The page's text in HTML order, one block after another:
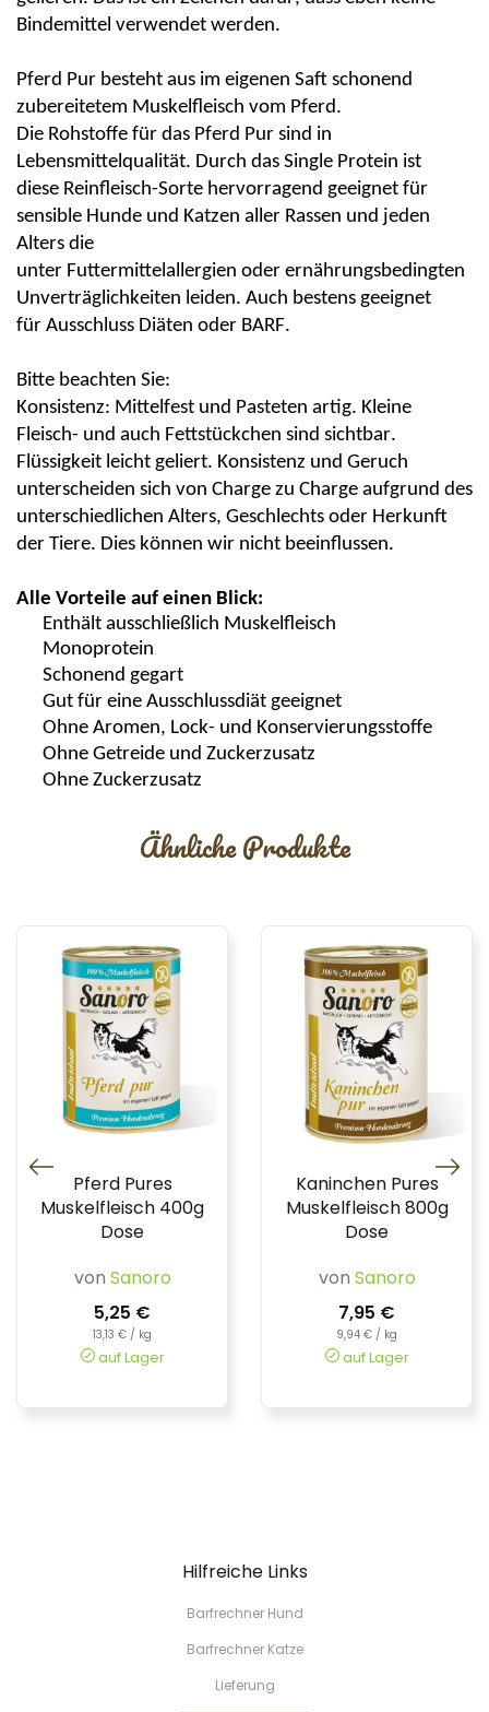
Bindemittel verwendet werden.
Pferd Pur besteht aus im eigenen Saft schonend
zubereitetem Muskelfleisch vom Pferd.
Die Rohstoffe für das Pferd Pur sind in
Lebensmittelqualität. Durch das Single Protein ist
diese Reinfleisch-Sorte hervorragend geeignet für
sensible Hunde und Katzen aller Rassen und jeden
Alters die
unter Futtermittelallergien oder ernährungsbedingten
Unverträglichkeiten leiden. Auch bestens geeignet
für Ausschluss Diäten oder BARF.
Bitte beachten Sie:
Konsistenz: Mittelfest und Pasteten artig. Kleine
Fleisch- und auch Fettstückchen sind sichtbar.
Flüssigkeit leicht geliert. Konsistenz und Geruch
unterscheiden sich von Charge zu Charge aufgrund des
unterschiedlichen Alters, Geschlechts oder Herkunft
der Tiere. Dies können wir nicht beeinflussen.
Alle Vorteile auf einen Blick:
Enthält ausschließlich Muskelfleisch
Monoprotein
Schonend gegart
Gut für eine Ausschlussdiät geeignet
Ohne Aromen, Lock- und Konservierungsstoffe
Ohne Getreide und Zuckerzusatz
Ohne Zuckerzusatz
Ähnliche Produkte
Pferd Pures
Muskelfleisch 400g
Dose
von Sanoro
5,25 €
13,13 € / kg
auf Lager
Kaninchen Pures
Muskelfleisch 800g
Dose
von Sanoro
7,95 €
9,94 € / kg
auf Lager
Hilfreiche Links
Barfrechner Hund
Barfrechner Katze
Lieferung